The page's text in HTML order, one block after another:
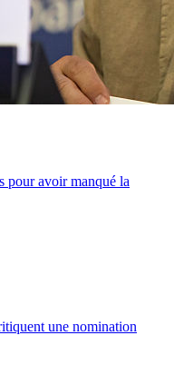
pour avoir manqué la
une nomination